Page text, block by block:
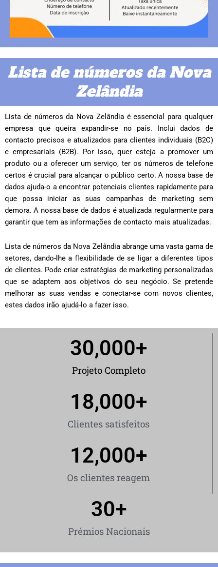
Lista de números da Nova
Zelândia
Lista de números da Nova Zelândia é essencial para qualquer
empresa que queira expandir-se no país. Inclui dados de
contacto precisos e atualizados para clientes individuais (B2C)
e empresariais (B2B). Por isso, quer esteja a promover um
produto ou a oferecer um serviço, ter os números de telefone
certos é crucial para alcançar o público certo. A nossa base de
dados ajuda-o a encontrar potenciais clientes rapidamente para
que possa iniciar as suas campanhas de marketing sem
demora. A nossa base de dados é atualizada regularmente para
garantir que tem as informações de contacto mais atualizadas.
Lista de números da Nova Zelândia abrange uma vasta gama de
setores, dando-lhe a flexibilidade de se ligar a diferentes tipos
de clientes. Pode criar estratégias de marketing personalizadas
que se adaptem aos objetivos do seu negócio. Se pretende
melhorar as suas vendas e conectar-se com novos clientes,
estes dados irão ajudá-lo a fazer isso.
Projeto Completo
30,000+
Clientes satisfeitos
18,000+
Os clientes reagem
12,000+
Prémios Nacionais
30+